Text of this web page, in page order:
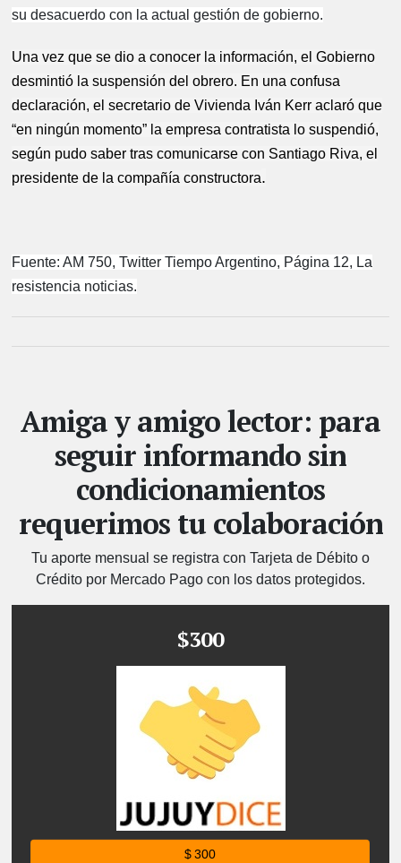
su desacuerdo con la actual gestión de gobierno.
Una vez que se dio a conocer la información, el Gobierno
desmintió la suspensión del obrero. En una confusa
declaración, el secretario de Vivienda Iván Kerr aclaró que
“en ningún momento” la empresa contratista lo suspendió,
según pudo saber tras comunicarse con Santiago Riva, el
presidente de la compañía constructora.
Fuente: AM 750, Twitter Tiempo Argentino, Página 12, La
resistencia noticias.
Amiga y amigo lector: para
seguir informando sin
condicionamientos
requerimos tu colaboración
Tu aporte mensual se registra con Tarjeta de Débito o
Crédito por Mercado Pago con los datos protegidos.
$300
$ 300